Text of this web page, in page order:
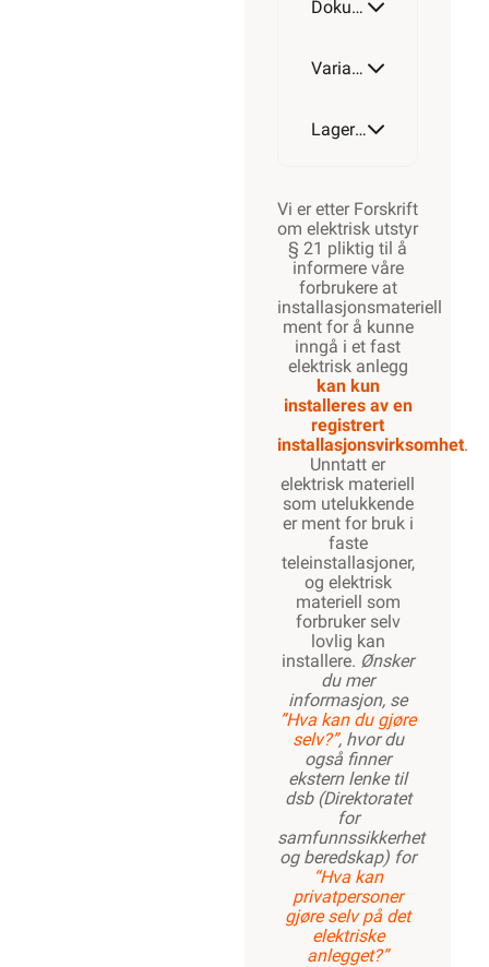
Dokumentasjon
Varianter av artikkel
Lagerstatus
Vi er etter Forskrift
om elektrisk utstyr
§ 21 pliktig til å
informere våre
forbrukere at
installasjonsmateriell
ment for å kunne
inngå i et fast
elektrisk anlegg
kan kun
installeres av en
registrert
installasjonsvirksomhet.
Unntatt er
elektrisk materiell
som utelukkende
er ment for bruk i
faste
teleinstallasjoner,
og elektrisk
materiell som
forbruker selv
lovlig kan
installere. Ønsker
du mer
informasjon, se
”Hva kan du gjøre
selv?”, hvor du
også finner
ekstern lenke til
dsb (Direktoratet
for
samfunnssikkerhet
og beredskap) for
“Hva kan
privatpersoner
gjøre selv på det
elektriske
anlegget?”